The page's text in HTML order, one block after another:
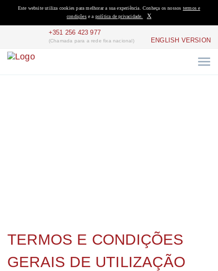
Este website utiliza cookies para melhorar a sua experiência. Conheça os nossos termos e
condiçõese a política de privacidade. X
+351 256 423 977
(Chamada para a rede fixa nacional) ENGLISH VERSION
TERMOS E CONDIÇÕES
GERAIS DE UTILIZAÇÃO